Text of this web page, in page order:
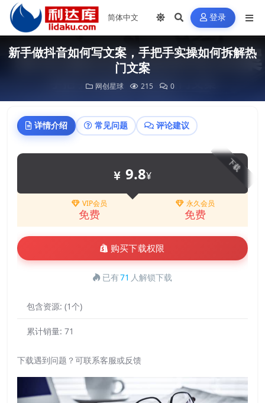
登录
新手做抖音如何写文案，手把手实操如何拆解热
门文案
网创星球 215 0
详情介绍 常见问题 评论建议
下载
9.8¥
VIP会员
免费
永久会员
免费
购买下载权限
已有71 人解锁下载
包含资源: (1个)
累计销量: 71
下载遇到问题？可联系客服或反馈